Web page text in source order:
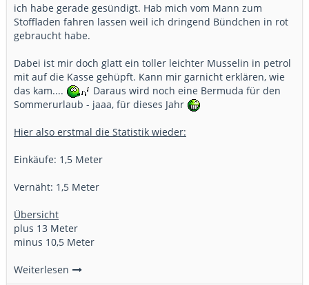
ich habe gerade gesündigt. Hab mich vom Mann zum
Stoffladen fahren lassen weil ich dringend Bündchen in rot
gebraucht habe.
Dabei ist mir doch glatt ein toller leichter Musselin in petrol
mit auf die Kasse gehüpft. Kann mir garnicht erklären, wie
das kam....
Daraus wird noch eine Bermuda für den
Sommerurlaub - jaaa, für dieses Jahr
Hier also erstmal die Statistik wieder:
Einkäufe: 1,5 Meter
Vernäht: 1,5 Meter
Übersicht
plus 13 Meter
minus 10,5 Meter
Weiterlesen